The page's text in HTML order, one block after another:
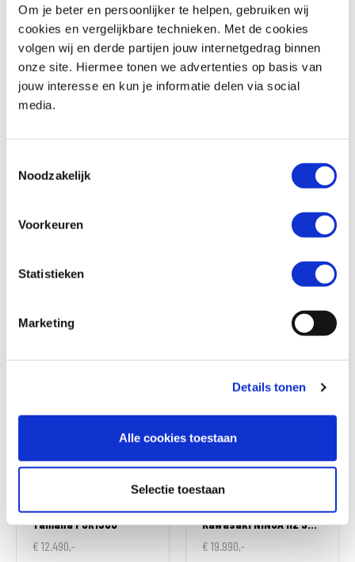
Om je beter en persoonlijker te helpen, gebruiken wij
cookies en vergelijkbare technieken. Met de cookies
volgen wij en derde partijen jouw internetgedrag binnen
onze site. Hiermee tonen we advertenties op basis van
jouw interesse en kun je informatie delen via social
media.
Noodzakelijk
Voorkeuren
Statistieken
Marketing
Details tonen
Alle cookies toestaan
Selectie toestaan
Honda CBR 954 RR FireBlade
€ 4.990,-
Uit2003
Honda
CBR650RA
€ 10.999,-
MotoPort Rockanje
MotoPort Rockanje
YamahaFJR1300
€ 12.490,-
KawasakiNINJA H2 SX SPECIAL EDITION
€ 19.990,-